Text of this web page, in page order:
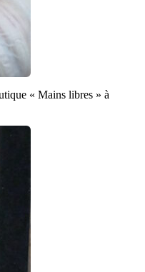
« Mains libres » à